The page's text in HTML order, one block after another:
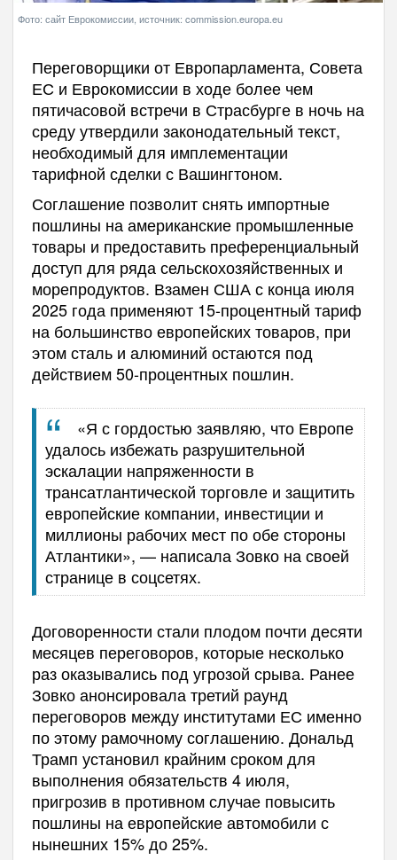
Фото: сайт Еврокомиссии, источник: commission.europa.eu
Переговорщики от Европарламента, Совета
ЕС и Еврокомиссии в ходе более чем
пятичасовой встречи в Страсбурге в ночь на
среду утвердили законодательный текст,
необходимый для имплементации
тарифной сделки с Вашингтоном.
Соглашение позволит снять импортные
пошлины на американские промышленные
товары и предоставить преференциальный
доступ для ряда сельскохозяйственных и
морепродуктов. Взамен США с конца июля
2025 года применяют 15-процентный тариф
на большинство европейских товаров, при
этом сталь и алюминий остаются под
действием 50-процентных пошлин.
«Я с гордостью заявляю, что Европе
удалось избежать разрушительной
эскалации напряженности в
трансатлантической торговле и защитить
европейские компании, инвестиции и
миллионы рабочих мест по обе стороны
Атлантики», — написала Зовко на своей
странице в соцсетях.
Договоренности стали плодом почти десяти
месяцев переговоров, которые несколько
раз оказывались под угрозой срыва. Ранее
Зовко анонсировала третий раунд
переговоров между институтами ЕС именно
по этому рамочному соглашению. Дональд
Трамп установил крайним сроком для
выполнения обязательств 4 июля,
пригрозив в противном случае повысить
пошлины на европейские автомобили с
нынешних 15% до 25%.